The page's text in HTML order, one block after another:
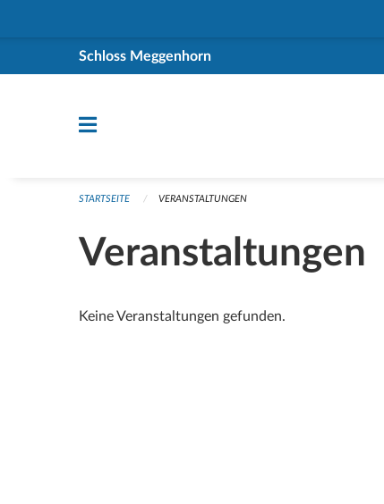
Schloss Meggenhorn
STARTSEITE VERANSTALTUNGEN
Veranstaltungen
Keine Veranstaltungen gefunden.